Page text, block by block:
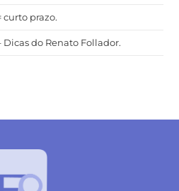
prazo.
do Renato Follador.